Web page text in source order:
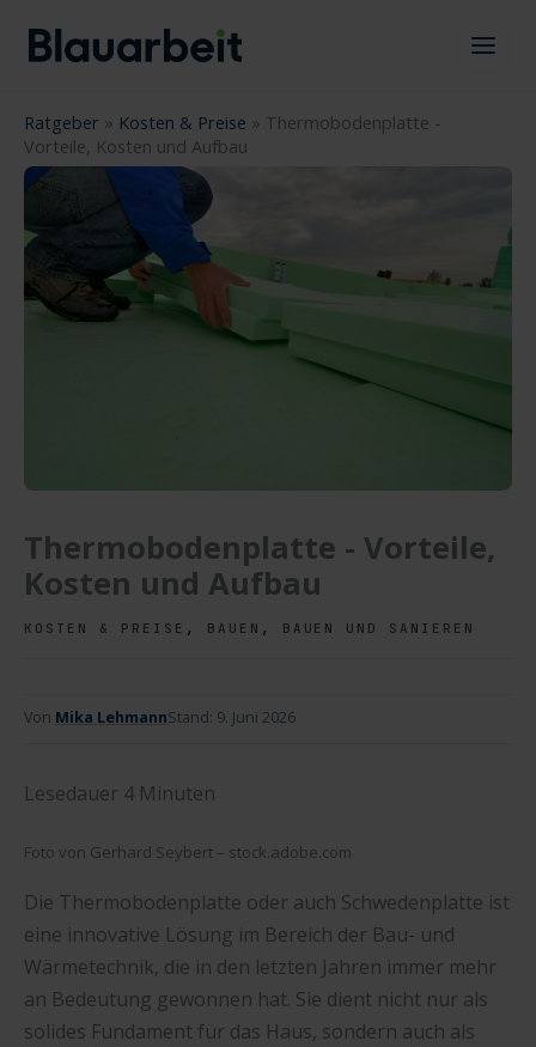
Inhalt
springen
Ratgeber » Kosten & Preise » Thermobodenplatte -
Vorteile, Kosten und Aufbau
Thermobodenplatte - Vorteile,
Kosten und Aufbau
KOSTEN & PREISE , BAUEN , BAUEN UND SANIEREN
Von Mika LehmannStand: 9. Juni 2026
Lesedauer 4 Minuten
Foto von Gerhard Seybert – stock.adobe.com
Die Thermobodenplatte oder auch Schwedenplatte ist
eine innovative Lösung im Bereich der Bau- und
Wärmetechnik, die in den letzten Jahren immer mehr
an Bedeutung gewonnen hat. Sie dient nicht nur als
solides Fundament für das Haus, sondern auch als